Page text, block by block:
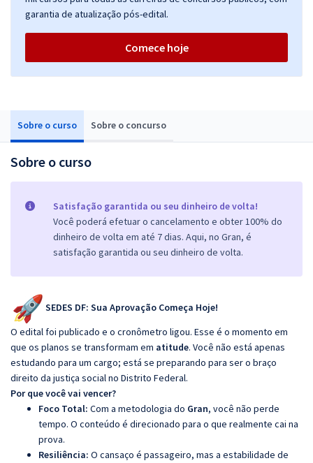
Sobre o curso Sobre o concurso
Sobre o curso
Satisfação garantida ou seu dinheiro de volta!
Você poderá efetuar o cancelamento e obter 100% do
dinheiro de volta em até 7 dias. Aqui, no Gran, é
satisfação garantida ou seu dinheiro de volta.
SEDES DF: Sua Aprovação Começa Hoje!
O edital foi publicado e o cronômetro ligou. Esse é o momento em
que os planos se transformam em atitude. Você não está apenas
estudando para um cargo; está se preparando para ser o braço
direito da justiça social no Distrito Federal.
Por que você vai vencer?
Foco Total: Com a metodologia do Gran, você não perde
tempo. O conteúdo é direcionado para o que realmente cai na
prova.
Resiliência: O cansaço é passageiro, mas a estabilidade de
garantia de atualização pós-edital.
Comece hoje